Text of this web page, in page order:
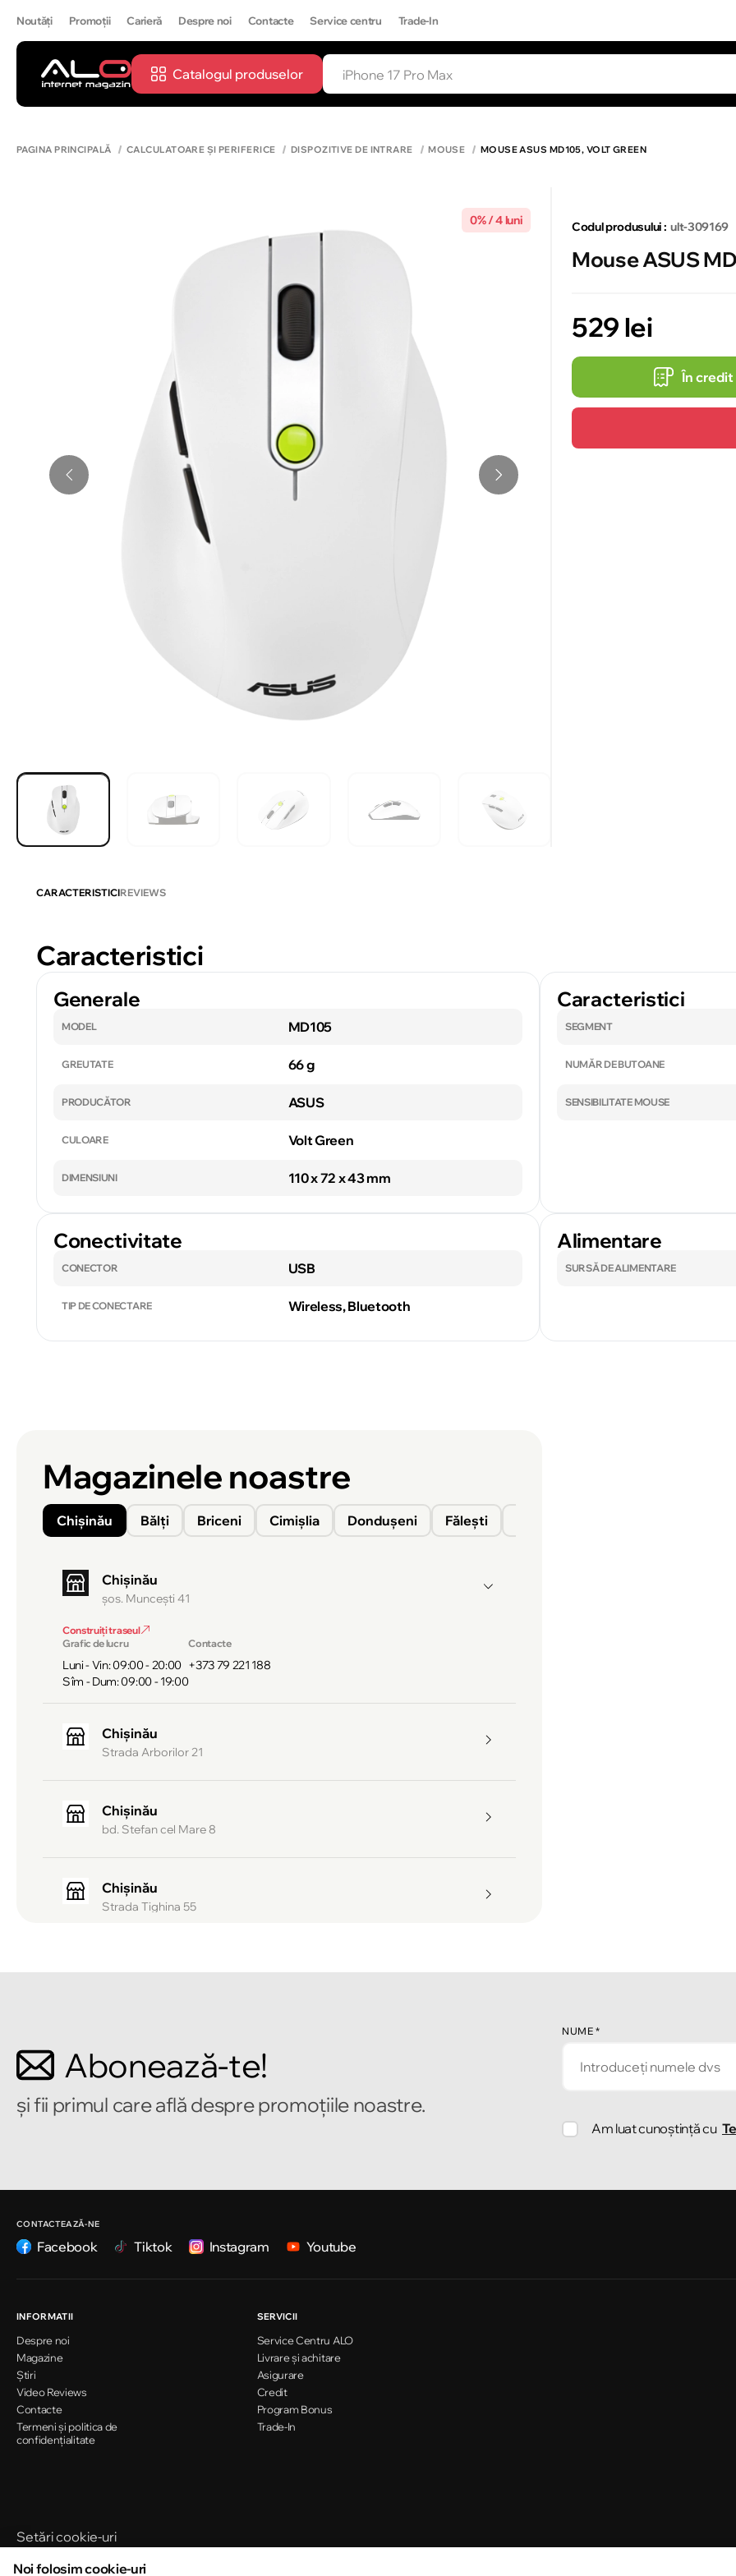
Noutăți Promoții Carieră Despre noi Contacte Service centru Trade-In
Catalogul produselor
PAGINA PRINCIPALĂ CALCULATOARE ȘI PERIFERICE DISPOZITIVE DE INTRARE MOUSE MOUSE ASUS MD105, VOLT GREEN
0% / 4 luni Codul produsului : ult-309169
Mouse ASUS
529 lei
În credit
CARACTERISTICIREVIEWS
Caracteristici
Generale
MODEL MD105
GREUTATE 66 g
PRODUCĂTOR ASUS
CULOARE Volt Green
DIMENSIUNI 110 x 72 x 43 mm
Caracteristici
SEGMENT
NUMĂR DE BUTOANE
SENSIBILITATE MOUSE
Conectivitate
CONECTOR USB
TIP DE CONECTARE Wireless, Bluetooth
Alimentare
SURSĂ DE ALIMENTARE
Magazinele noastre
Chișinău Bălți Briceni Cimișlia Donduşeni Fălești
Chișinău
şos. Munceşti 41
Construiți traseul
Grafic de lucru
Luni - Vin: 09:00 - 20:00
Sîm - Dum: 09:00 - 19:00
Contacte
+373 79 221 188
Chișinău
Strada Arborilor 21
Chișinău
bd. Stefan cel Mare 8
Chișinău
Strada Tighina 55
Strada Alecu Russo 1
Chișinău
Abonează-te!
și fii primul care află despre promoțiile noastre.
NUME *
Am luat cunoștință cu
CONTACTEAZĂ-NE
Facebook Tiktok Instagram Youtube
INFORMATII
Despre noi
Magazine
Știri
Video Reviews
Contacte
Termeni și politica de
confidențialitate
SERVICII
Service Centru ALO
Livrare și achitare
Asigurare
Credit
Program Bonus
Trade-In
Setări cookie-uri
Noi folosim cookie-uri